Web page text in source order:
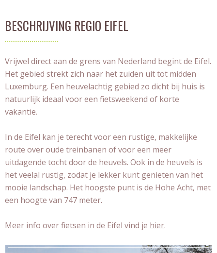
BESCHRIJVING REGIO EIFEL
Vrijwel direct aan de grens van Nederland begint de Eifel.
Het gebied strekt zich naar het zuiden uit tot midden
Luxemburg. Een heuvelachtig gebied zo dicht bij huis is
natuurlijk ideaal voor een fietsweekend of korte
vakantie.
In de Eifel kan je terecht voor een rustige, makkelijke
route over oude treinbanen of voor een meer
uitdagende tocht door de heuvels. Ook in de heuvels is
het veelal rustig, zodat je lekker kunt genieten van het
mooie landschap. Het hoogste punt is de Hohe Acht, met
een hoogte van 747 meter.
Meer info over fietsen in de Eifel vind je hier.